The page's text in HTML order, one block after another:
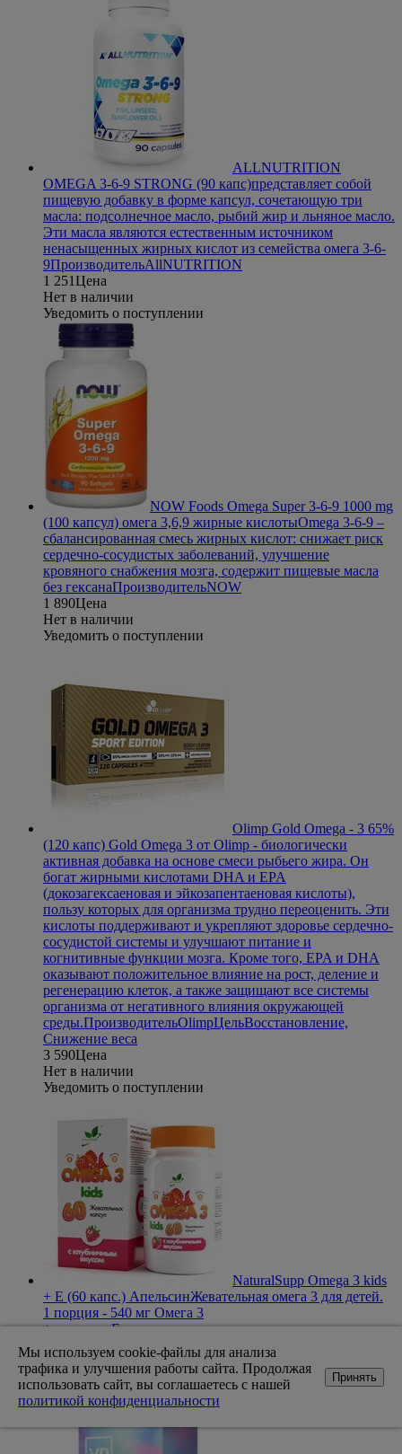
ALLNUTRITION
OMEGA 3-6-9 STRONG (90 капс)представляет собой
пищевую добавку в форме капсул, сочетающую три
масла: подсолнечное масло, рыбий жир и льняное масло.
Эти масла являются естественным источником
ненасыщенных жирных кислот из семейства омега 3-6-
9ПроизводительAllNUTRITION
1 251Цена
Нет в наличии
Уведомить о поступлении
NOW Foods Omega Super 3-6-9 1000 mg
(100 капсул) омега 3,6,9 жирные кислотыOmega 3-6-9 –
сбалансированная смесь жирных кислот: снижает риск
сердечно-сосудистых заболеваний, улучшение
кровяного снабжения мозга, содержит пищевые масла
без гексанаПроизводительNOW
1 890Цена
Нет в наличии
Уведомить о поступлении
Olimp Gold Omega - 3 65%
(120 капс) Gold Omega 3 от Olimp - биологически
активная добавка на основе смеси рыбьего жира. Он
богат жирными кислотами DHA и EPA
(докозагексаеновая и эйкозапентаеновая кислоты),
пользу которых для организма трудно переоценить. Эти
кислоты поддерживают и укрепляют здоровье сердечно-
сосудистой системы и улучшают питание и
когнитивные функции мозга. Кроме того, EPA и DHA
оказывают положительное влияние на рост, деление и
регенерацию клеток, а также защищают все системы
организма от негативного влияния окружающей
среды.ПроизводительOlimpЦельВосстановление,
Снижение веса
3 590Цена
Нет в наличии
Уведомить о поступлении
NaturalSupp Omega 3 kids
+ E (60 капс.) АпельсинЖевательная омега 3 для детей.
1 порция - 540 мг Омега 3
+ витамин Е и
Производитель NaturalSupp
1 251Цена
Нет в наличии
Уведомить о поступлении
Мы используем cookie-файлы для анализа
трафика и улучшения работы сайта. Продолжая
использовать сайт, вы соглашаетесь с нашей
политикой конфиденциальности
Принять